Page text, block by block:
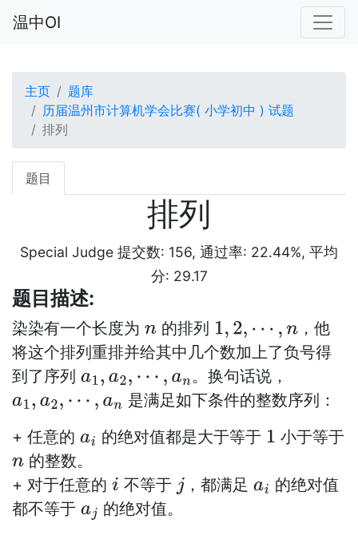
温中OI
主页
题库
历届温州市计算机学会比赛( 小学初中 ) 试题
排列
题目
排列
Special Judge 提交数: 156, 通过率: 22.44%, 平均
分: 29.17
题目描述:
染染有一个长度为 n的排列 1,2,⋯, n
，他
将这个排列重排并给其中几个数加上了负号得
到了序列 a1,a 2,⋯, a n
。换句话说，
a1,a 2,⋯, a n
是满足如下条件的整数序列：
+ 任意的 ai 的绝对值都是大于等于 1 小于等于
n的整数。
+ 对于任意的 i 不等于 j ，都满足 ai 的绝对值
都不等于 aj 的绝对值。